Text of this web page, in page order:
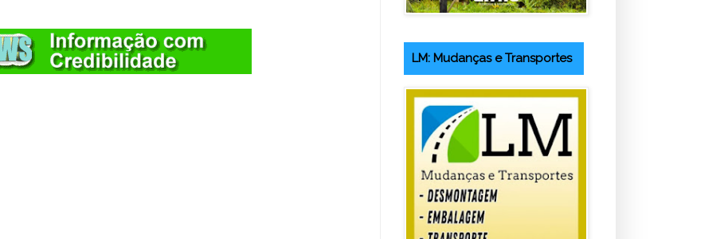
LM: Mudanças e Transportes